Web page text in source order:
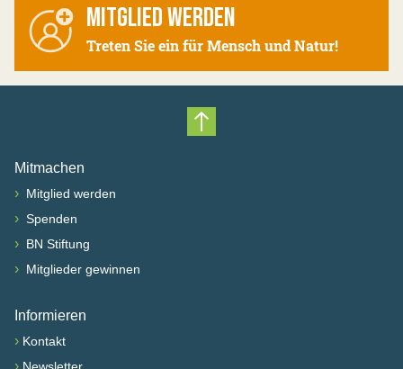
MITGLIED WERDEN
Treten Sie ein für Mensch und Natur!
Nach oben scrollen
Mitmachen
› Mitglied werden
› Spenden
› BN Stiftung
› Mitglieder gewinnen
Informieren
› Kontakt
›